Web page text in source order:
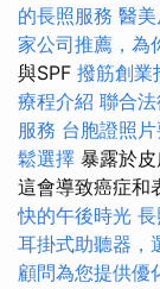
的長照服務 醫
家公司推薦，為
與SPF 撥筋創業
療程介紹 聯合
服務 台胞證照
鬆選擇 暴露於
這會導致癌症和
快的午後時光
耳掛式助聽器，
顧問為您提供優